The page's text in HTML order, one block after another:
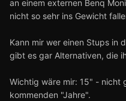
an einem externen Benq
nicht so sehr ins Gewicht
Kann mir wer einen Stups in
gibt es gar Alternativen, die
Wichtig wäre mir: 15" - nicht
kommenden "Jahre".